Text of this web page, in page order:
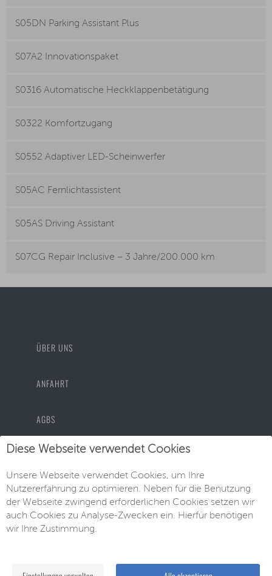
S05DN Parking Assistant Plus
S07A2 Innovationspaket
S0316 Automatische Heckklappenbetätigung
S0322 Komfortzugang
S0552 Adaptiver LED-Scheinwerfer
S05AC Fernlichtassistent
S05AS Driving Assistant
S07CG Repair Inclusive – 3 Jahre/200.000 km
ÜBER UNS
ANFAHRT
AGBS
DATENSCHUTZ
IMPRESSUM
© EU-Neuwagen Knott GmbH
Diese Webseite verwendet Cookies
Unsere Webseite verwendet Cookies, um Ihre
Nutzererfahrung zu optimieren. Neben für die Benutzung
der Webseite zwingend erforderlichen Cookies setzen wir
auch Cookies zu Analyse-Zwecken ein. Hierfür benötigen
wir Ihre Zustimmung.